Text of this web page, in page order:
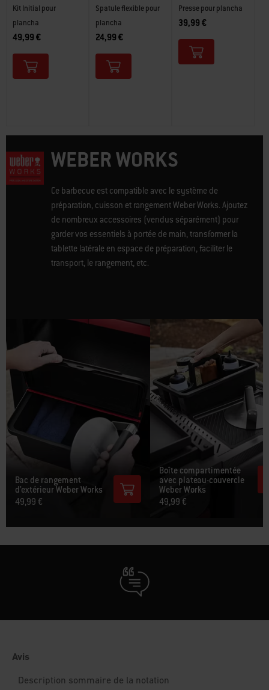
Kit Initial pour
plancha
49,99 €
Spatule flexible pour
plancha
24,99 €
Presse pour plancha
39,99 €
WEBER WORKS
Ce barbecue est compatible avec le système de
préparation, cuisson et rangement Weber Works. Ajoutez
de nombreux accessoires (vendus séparément) pour
garder vos essentiels à portée de main, transformer la
tablette latérale en espace de préparation, faciliter le
transport, le rangement, etc.
Bac de rangement
d’extérieur Weber Works
49,99 €
Boîte compartimentée
avec plateau-couvercle
Weber Works
49,99 €